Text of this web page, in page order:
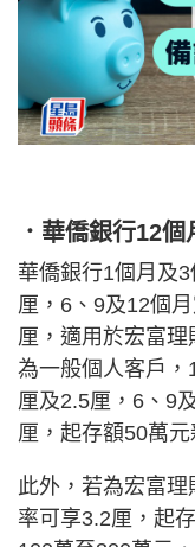
．華僑銀行12個
華僑銀行1個月及
厘，6、9及12個
厘，適用於宏富
為一般個人客戶
厘及2.5厘，6、9
厘，起存額50萬元
此外，若為宏富
率可享3.2厘，起